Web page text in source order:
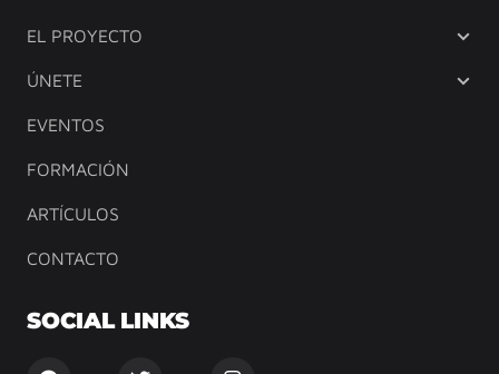
EL PROYECTO
ÚNETE
EVENTOS
FORMACIÓN
ARTÍCULOS
CONTACTO
SOCIAL LINKS